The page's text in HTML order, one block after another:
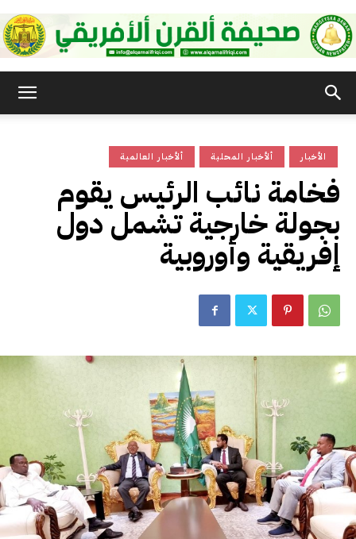
القرن
الأفريقي
ألأخبار العالمية ألأخبار المحلية الأخبار
فخامة نائب الرئيس يقوم
بجولة خارجية تشمل دول
إفريقية وأوروبية